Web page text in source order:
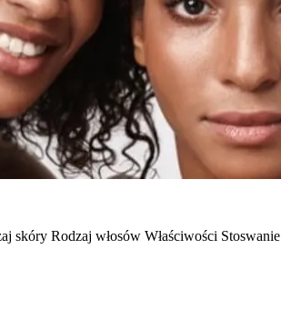
skóry Rodzaj włosów Właściwości Stoswanie